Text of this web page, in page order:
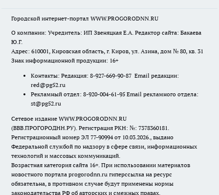
Городской интернет-портал WWW.PROGORODNN.RU
О компании: Учредитель: ИП Звеняцкая Е.А. Редактор сайта: Бакаева
Ю.Г.
Адрес: 610001, Кировская область, г. Киров, ул. Азина, дом № 80, кв. 31
Знак информационной продукции: 16+
Контакты: Редакция: 8-927-669-90-87 Email редакции:
red@pg52.ru
Рекламный отдел: 8-920-004-61-95 Email рекламного отдела:
st@pg52.ru
Сетевое издание WWW.PROGORODNN.RU
(ВВВ.ПРОГОРОДНН.РУ). Регистрация РКН: №: 7378360181.
Регистрационный номер ЭЛ 77-90994 от 10.03.2026., выдано
Федеральной службой по надзору в сфере связи, информационных
технологий и массовых коммуникаций.
Возрастная категория сайта 16+. При использовании материалов
новостного портала progorodnn.ru гиперссылка на ресурс
обязательна, в противном случае будут применены нормы
законодательства РФ об авторских и смежных правах.